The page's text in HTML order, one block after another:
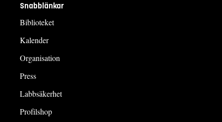
Snabblänkar
Biblioteket
Kalender
Organisation
Press
Labbsäkerhet
Profilshop